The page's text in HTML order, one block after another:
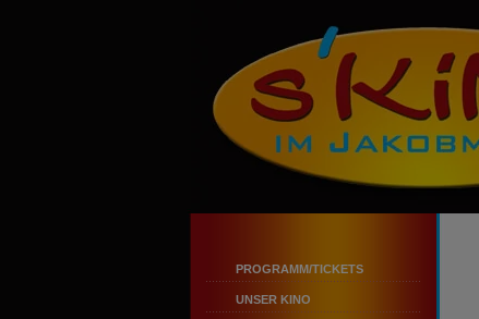
PROGRAMM/TICKETS
UNSER KINO